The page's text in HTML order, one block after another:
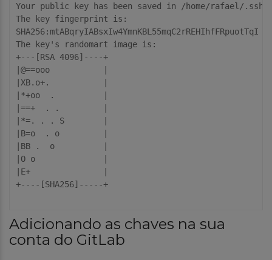
Your public key has been saved in /home/rafael/
The key fingerprint is:
SHA256:mtABqryIABsxIw4YmnKBL55mqC2rREHIhfFRpuotTqI
The key's randomart image is:
+---[RSA 4096]----+
|@==ooo           |
|XB.o+.           |
|*+oo  .          |
|==+  . .         |
|*=. . . S        |
|B=o  . o         |
|BB .  o          |
|O o              |
|E+               |
+----[SHA256]-----+
Adicionando as chaves na sua
conta do GitLab